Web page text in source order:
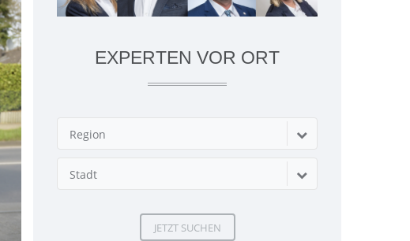
EXPERTEN VOR ORT
Region
Stadt
JETZT SUCHEN